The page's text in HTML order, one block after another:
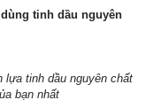
tinh dầu nguyên
lựa tinh dầu nguyên chất
bạn nhất